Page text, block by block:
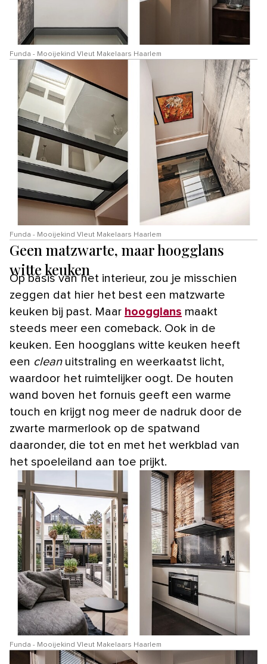
Funda - Mooijekind Vleut Makelaars Haarlem
Funda - Mooijekind Vleut Makelaars Haarlem
Geen matzwarte, maar hoogglans
witte keuken
Op basis van het interieur, zou je misschien
zeggen dat hier het best een matzwarte
keuken bij past. Maar hoogglans maakt
steeds meer een comeback. Ook in de
keuken. Een hoogglans witte keuken heeft
een cleanuitstraling en weerkaatst licht,
waardoor het ruimtelijker oogt. De houten
wand boven het fornuis geeft een warme
touch en krijgt nog meer de nadruk door de
zwarte marmerlook op de spatwand
daaronder, die tot en met het werkblad van
het spoeleiland aan toe prijkt.
Funda - Mooijekind Vleut Makelaars Haarlem